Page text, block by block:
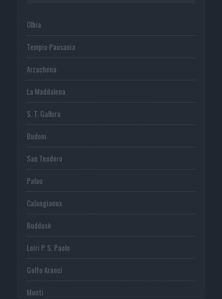
Olbia
Tempio Pausania
Arzachena
La Maddalena
S. T. Gallura
Budoni
San Teodoro
Palau
Calangianus
Buddusò
Loiri P. S. Paolo
Golfo Aranci
Monti